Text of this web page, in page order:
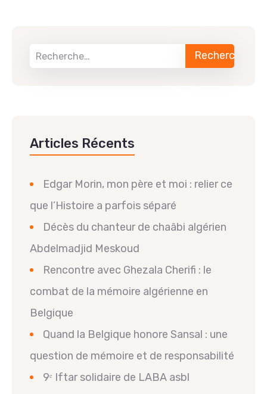
Articles Récents
Edgar Morin, mon père et moi : relier ce
que l’Histoire a parfois séparé
Décès du chanteur de chaâbi algérien
Abdelmadjid Meskoud
Rencontre avec Ghezala Cherifi : le
combat de la mémoire algérienne en
Belgique
Quand la Belgique honore Sansal : une
question de mémoire et de responsabilité
9ᵉ Iftar solidaire de LABA asbl